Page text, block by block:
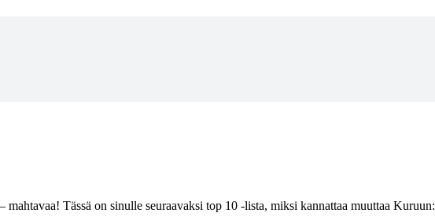
Tässä on sinulle seuraavaksi top 10 -lista, miksi kannattaa muuttaa Kuruun: